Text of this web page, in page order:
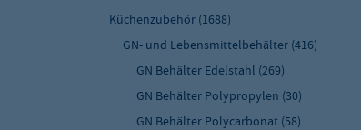
Küchenzubehör (1688)
GN- und Lebensmittelbehälter (416)
GN Behälter Edelstahl (269)
GN Behälter Polypropylen (30)
GN Behälter Polycarbonat (58)